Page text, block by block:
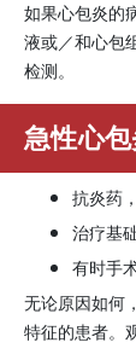
如果心包炎的
液或／和心包
检测。
急性心
抗炎药
治疗基
有时手
无论原因如何
特征的患者。